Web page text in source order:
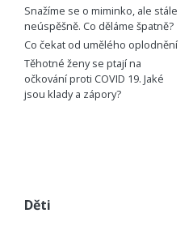
Snažíme se o miminko, ale stále
neúspěšně. Co děláme špatně?
Co čekat od umělého oplodnění
Těhotné ženy se ptají na
očkování proti COVID 19. Jaké
jsou klady a zápory?
Děti